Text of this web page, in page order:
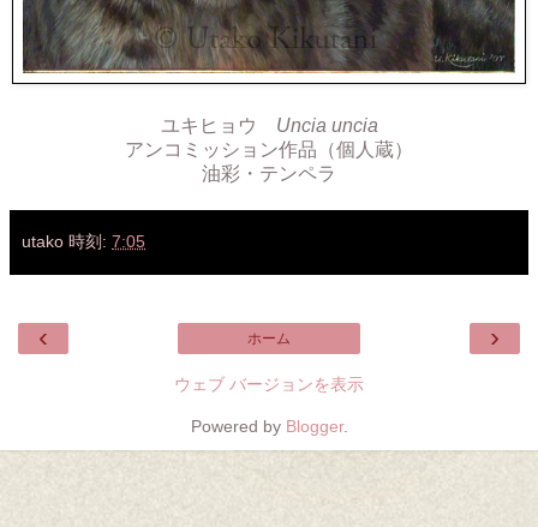
ユキヒョウ Uncia uncia
アンコミッション作品（個人蔵）
油彩・テンペラ
utako 時刻: 7:05
‹ ›
ホーム
ウェブ バージョンを表示
Powered by Blogger.